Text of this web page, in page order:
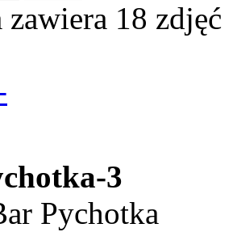
18 zdjęć
3
Pychotka